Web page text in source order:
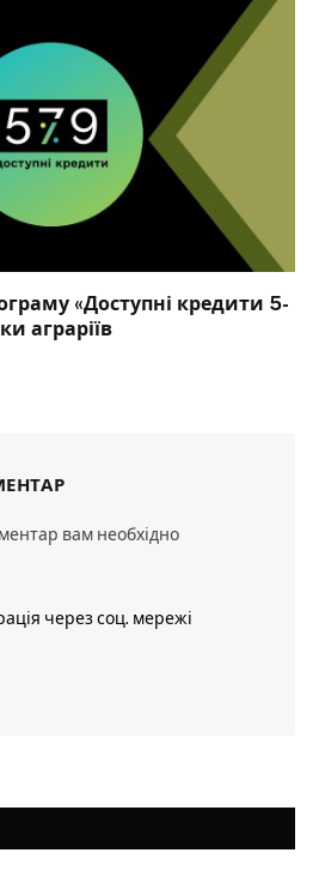
«Доступні кредити 5-
аграріїв
вам необхідно
через соц. мережі